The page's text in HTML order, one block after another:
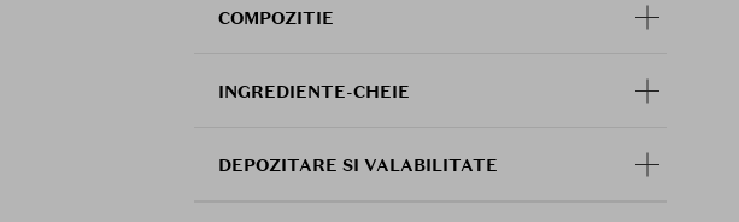
COMPOZITIE
INGREDIENTE-CHEIE
DEPOZITARE SI VALABILITATE